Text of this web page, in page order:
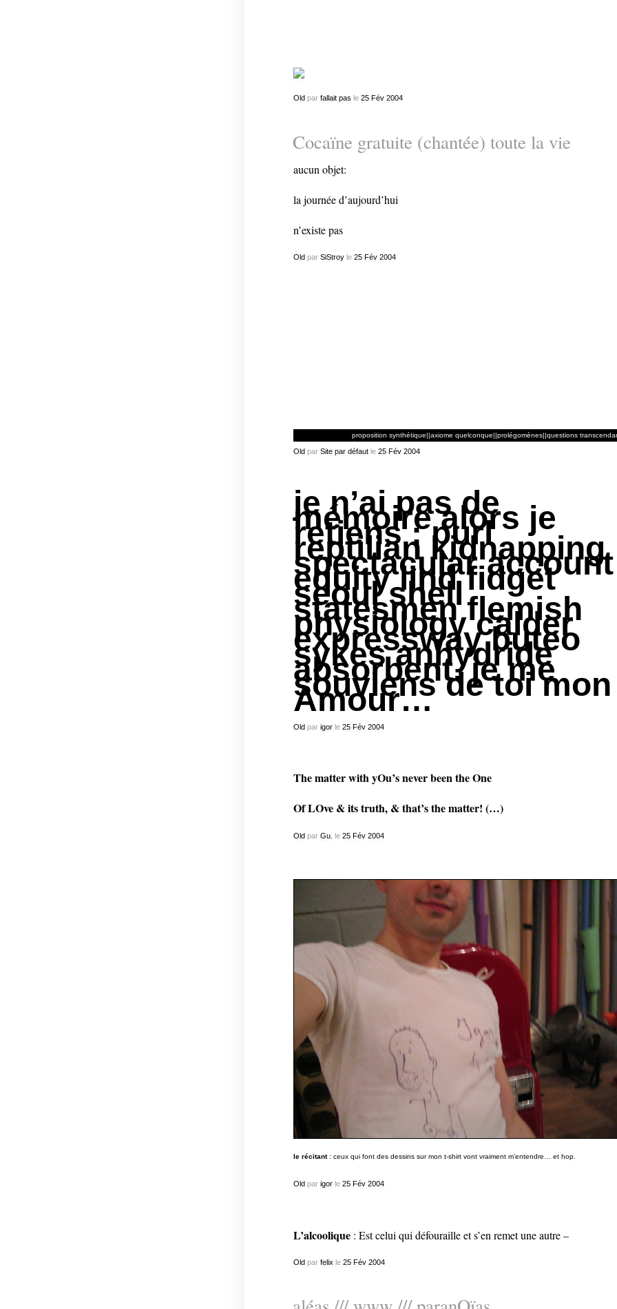
Old par fallait pas le 25 Fév 2004
Cocaïne gratuite (chantée) toute la vie
aucun objet:
la journée d’aujourd’hui
n’existe pas
Old par SiStroyle 25 Fév 2004
proposition synthétique||axiome quelconque||prolégomènes||questions
Oldpar Site par défautle 25 Fév 2004
je n’aipas de
mémoirealors je
retiens : purl
reptilian kidnapping
spectacular account
equity lind fidget
seoul shell
statesmen flemish
physiology calder
expressway buteo
sykes anhydride
absorbent. je me
souviens de toi mon
Amour…
Oldpar igorle 25 Fév 2004
The matter with yOu’s never been the One
Of LOve & its truth, & that’s the matter! (…)
Oldpar Gu. le 25 Fév 2004
le récitant: ceux qui font des dessins sur mon t-shirt vont vraiment m’entendre… et hop.
Oldpar igorle 25 Fév 2004
L’alcoolique : Est celui qui défouraille et s’en remet une autre –
Oldpar felix le 25 Fév 2004